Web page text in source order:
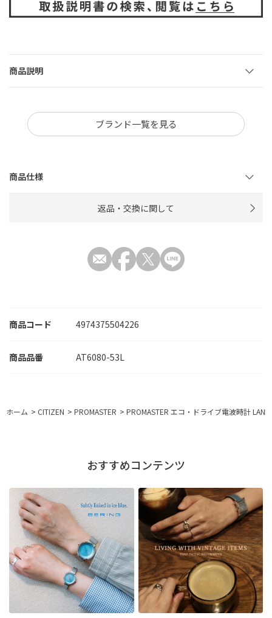
商品コード 4974375504226
AT6080-53L
商品説明
ブランド一覧を見る
商品仕様
返品・交換に関して
ホーム > CITIZEN > PROMASTER > PROMASTER エコ・ドライブ電波時計
おすすめコンテンツ